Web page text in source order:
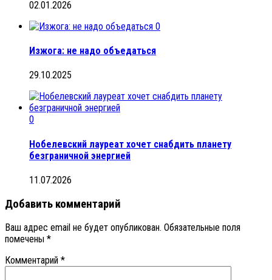
02.01.2026
0
Изжога: не надо объедаться
29.10.2025
0
Нобелевский лауреат хочет снабдить планету
безграничной энергией
11.07.2026
Добавить комментарий
Ваш адрес email не будет опубликован. Обязательные поля
помечены *
Комментарий *